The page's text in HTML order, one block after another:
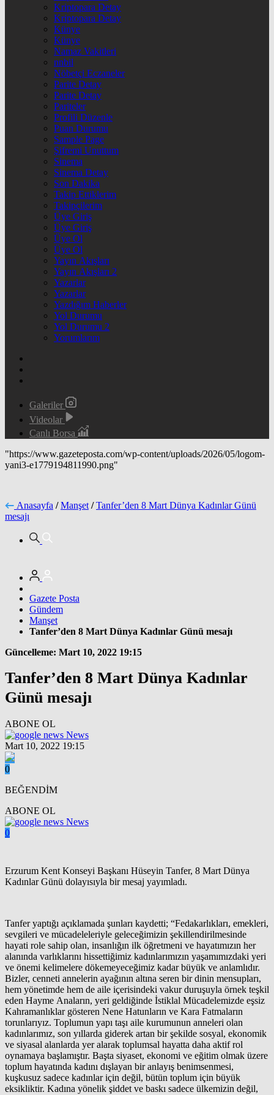
Kriptopara Detay
Kriptopara Detay
Künye
Künye
Namaz Vakitleri
nnbil
Nöbetçi Eczaneler
Parite Detay
Parite Detay
Pariteler
Profili Düzenle
Puan Durumu
Sample Page
Şifremi Unuttum
Sinema
Sinema Detay
Son Dakika
Takip Ettiklerim
Takipçilerim
Üye Giriş
Üye Giriş
Üye Ol
Üye Ol
Yayın Akışları
Yayın Akışları 2
Yazarlar
Yazarlar
Yazdığım Haberler
Yol Durumu
Yol Durumu 2
Yorumlarım
Galeriler
Videolar
Canlı Borsa
"https://www.gazeteposta.com/wp-content/uploads/2026/05/logom-
yani3-e1779194811990.png"
Anasayfa / Manşet / Tanfer’den 8 Mart Dünya Kadınlar Günü
mesajı
Gazete Posta
Gündem
Manşet
Tanfer’den 8 Mart Dünya Kadınlar Günü mesajı
Güncelleme: Mart 10, 2022 19:15
Tanfer’den 8 Mart Dünya Kadınlar
Günü mesajı
ABONE OL
News
Mart 10, 2022 19:15
0
BEĞENDİM
ABONE OL
News
0
Erzurum Kent Konseyi Başkanı Hüseyin Tanfer, 8 Mart Dünya
Kadınlar Günü dolayısıyla bir mesaj yayımladı.
Tanfer yaptığı açıklamada şunları kaydetti; “Fedakarlıkları, emekleri,
sevgileri ve mücadeleleriyle geleceğimizin şekillendirilmesinde
hayati role sahip olan, insanlığın ilk öğretmeni ve hayatımızın her
alanında varlıklarını hissettiğimiz kadınlarımızın yaşamımızdaki yeri
ve önemi kelimelere dökemeyeceğimiz kadar büyük ve anlamlıdır.
Bizler, cenneti annelerin ayağının altına seren bir dinin mensupları,
hem yönetimde hem de aile içerisindeki vakur duruşuyla örnek teşkil
eden Hayme Anaların, yeri geldiğinde İstiklal Mücadelemizde eşsiz
Kahramanlıklar gösteren Nene Hatunların ve Kara Fatmaların
torunlarıyız. Toplumun yapı taşı aile kurumunun anneleri olan
kadınlarımız, son yıllarda giderek artan bir şekilde sosyal, ekonomik
ve siyasal alanlarda yer alarak toplumsal hayatta daha aktif rol
oynamaya başlamıştır. Başta siyaset, ekonomi ve eğitim olmak üzere
toplum hayatında kadını dışlayan bir anlayış benimsenmesi,
kuşkusuz sadece kadınlar için değil, bütün toplum için büyük
eksikliktir. Kadına yönelik şiddet ve baskı sadece ülkemizin değil,